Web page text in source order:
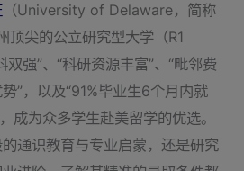
（University of Delaware，简称
顶尖的公立研究型大学（R1
强”、“科研资源丰富”、“毗邻费
”，以及“91%毕业生6个月内就
成为众多学生赴美留学的优选。
通识教育与专业启蒙，还是研究